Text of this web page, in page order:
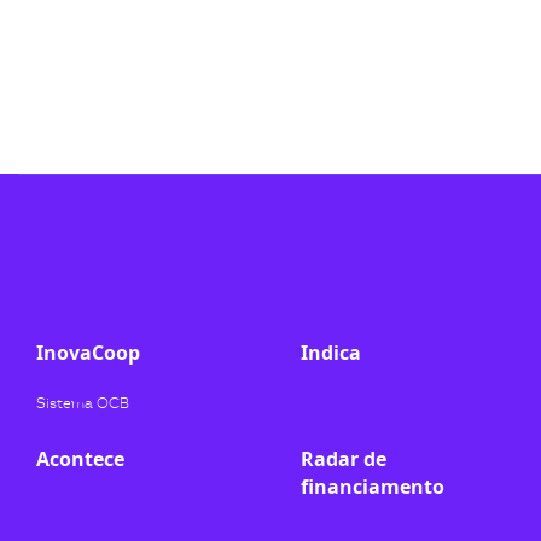
InovaCoop
Sistema OCB
Acontece
Indica
Radar de
financiamento